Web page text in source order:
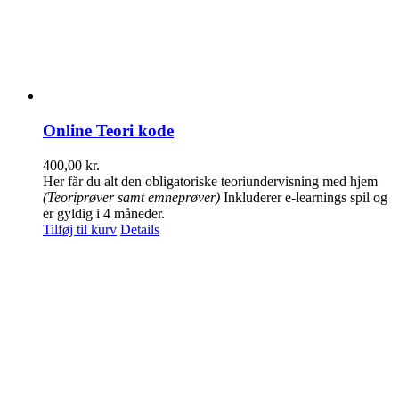
Online Teori kode
400,00 kr.
Her får du alt den obligatoriske teoriundervisning med hjem
(Teoriprøver samt emneprøver) Inkluderer e-learnings spil og
er gyldig i 4 måneder.
Tilføj til kurv Details